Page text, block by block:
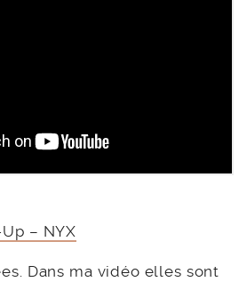
– NYX
Dans ma vidéo elles sont